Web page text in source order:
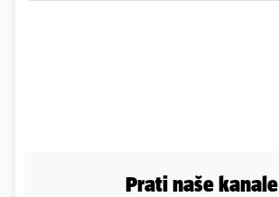
Prati naše kanale